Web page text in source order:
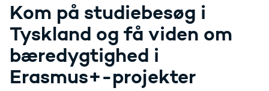
Kom på studiebesøg i
Tyskland og få viden om
bæredygtighed i
Erasmus+-projekter